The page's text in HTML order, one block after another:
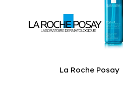
La Roche Posay